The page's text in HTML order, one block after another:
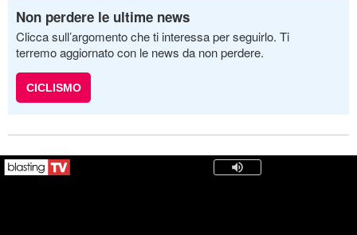
Non perdere le ultime news
Clicca sull’argomento che ti interessa per seguirlo. Ti
terremo aggiornato con le news da non perdere.
CICLISMO